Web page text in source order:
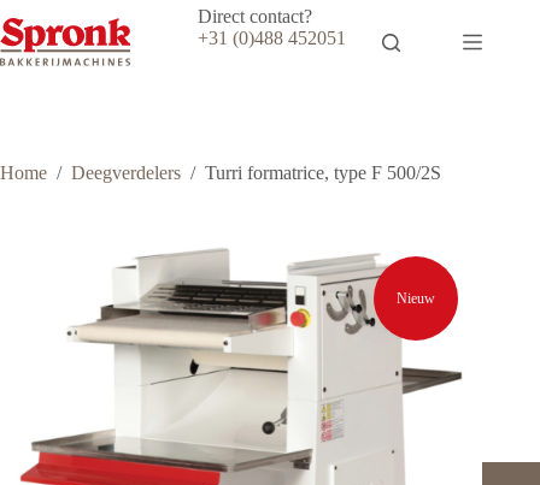
naar
de
Direct contact?
+31 (0)488 452051
Home / Deegverdelers / Turri formatrice, type F 500/2S
Nieuw